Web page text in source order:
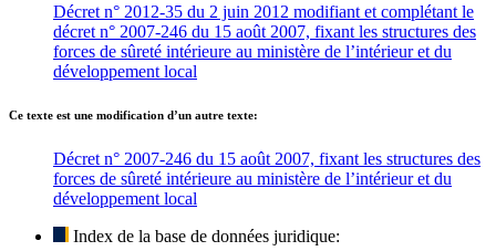
Décret n° 2012-35 du 2 juin 2012 modifiant et complétant le
décret n° 2007-246 du 15 août 2007, fixant les structures des
forces de sûreté intérieure au ministère de l’intérieur et du
développement local
Ce texte est une modification d’un autre texte:
Décret n° 2007-246 du 15 août 2007, fixant les structures des
forces de sûreté intérieure au ministère de l’intérieur et du
développement local
Index de la base de données juridique: